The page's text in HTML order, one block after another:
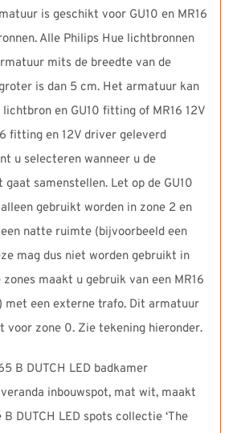
is geschikt voor GU10 en MR16
Alle Philips Hue lichtbronnen
mits de breedte van de
is dan 5 cm. Het armatuur kan
lichtbron en GU10 fitting of MR16 12V
fitting en 12V driver geleverd
u selecteren wanneer u de
samenstellen. Let op de GU10
gebruikt worden in zone 2 en
natte ruimte (bijvoorbeeld een
mag dus niet worden gebruikt in
zones maakt u gebruik van een MR16
met een externe trafo. Dit armatuur
voor zone 0. Zie tekening hieronder.
B DUTCH LED badkamer
inbouwspot, mat wit, maakt
DUTCH LED spots collectie ‘The